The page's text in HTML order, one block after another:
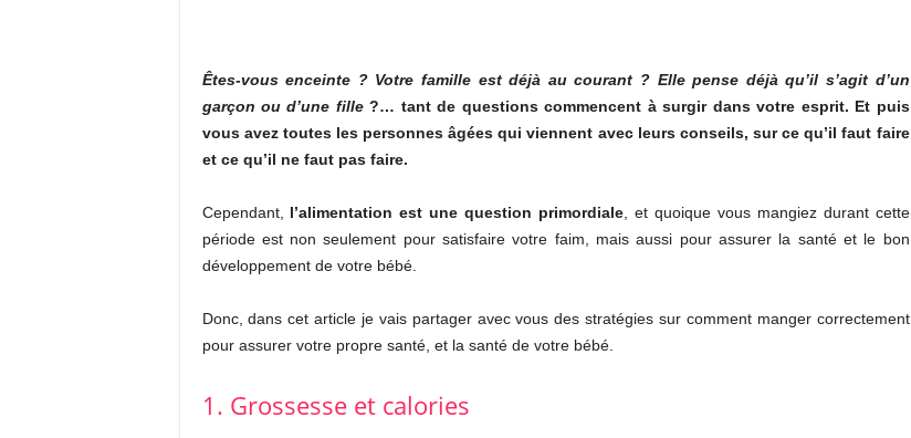
Êtes-vous enceinte ? Votre famille est déjà au courant ? Elle pense déjà qu’il s’agit d’un
garçon ou d’une fille?… tant de questions commencent à surgir dans votre esprit. Et puis
vous avez toutes les personnes âgées qui viennent avec leurs conseils, sur ce qu’il faut faire
et ce qu’il ne faut pas faire.
Cependant, l’alimentation est une question primordiale , et quoique vous mangiez durant cette
période est non seulement pour satisfaire votre faim, mais aussi pour assurer la santé et le bon
développement de votre bébé.
Donc, dans cet article je vais partager avec vous des stratégies sur comment manger correctement
pour assurer votre propre santé, et la santé de votre bébé.
1. Grossesse et calories